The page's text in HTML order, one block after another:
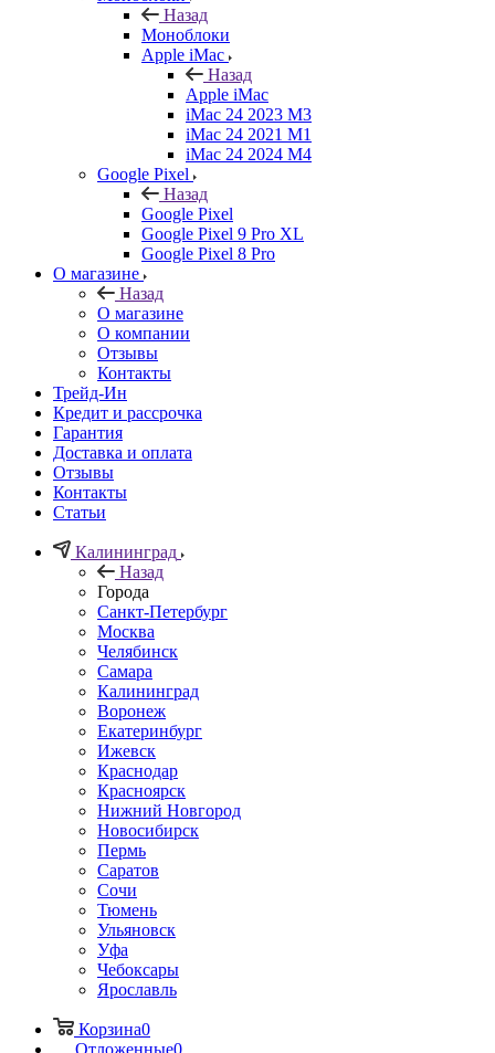
Назад
Моноблоки
Apple iMac
Назад
Apple iMac
iMac 24 2023 M3
iMac 24 2021 M1
iMac 24 2024 M4
Google Pixel
Назад
Google Pixel
Google Pixel 9 Pro XL
Google Pixel 8 Pro
О магазине
Назад
О магазине
О компании
Отзывы
Контакты
Трейд-Ин
Кредит и рассрочка
Гарантия
Доставка и оплата
Отзывы
Контакты
Статьи
Калининград
Назад
Города
Санкт-Петербург
Москва
Челябинск
Самара
Калининград
Воронеж
Екатеринбург
Ижевск
Краснодар
Красноярск
Нижний Новгород
Новосибирск
Пермь
Саратов
Сочи
Тюмень
Ульяновск
Уфа
Чебоксары
Ярославль
Корзина0
Отложенные0